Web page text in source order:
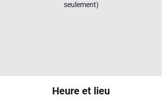
seulement)
Heure et lieu